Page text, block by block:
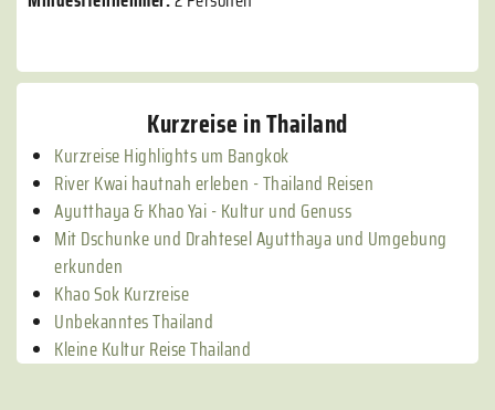
Kurzreise in Thailand
Kurzreise Highlights um Bangkok
River Kwai hautnah erleben - Thailand Reisen
Ayutthaya & Khao Yai - Kultur und Genuss
Mit Dschunke und Drahtesel Ayutthaya und Umgebung
erkunden
Khao Sok Kurzreise
Unbekanntes Thailand
Kleine Kultur Reise Thailand